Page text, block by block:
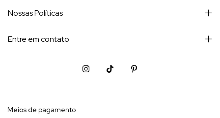
Nossas Políticas
Entre em contato
Meios de pagamento